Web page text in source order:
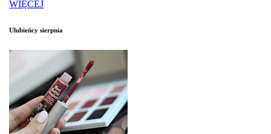
WIĘCEJ
Ulubieńcy sierpnia